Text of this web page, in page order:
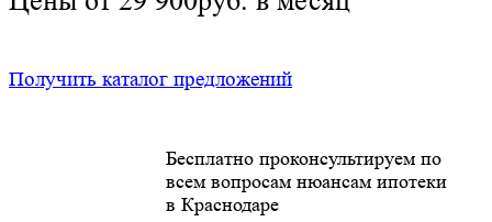
Получить каталог предложений
Бесплатно проконсультируем по
всем вопросам нюансам ипотеки
в Краснодаре